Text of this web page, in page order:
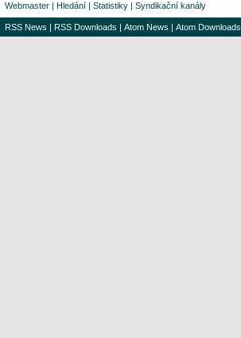
Webmaster | Hledání | Statistiky | Syndikační kanály
RSS News | RSS Downloads | Atom News | Atom Downloads